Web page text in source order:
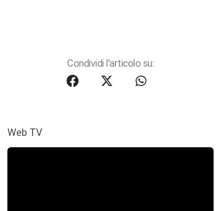
Condividi l'articolo su:
Web TV